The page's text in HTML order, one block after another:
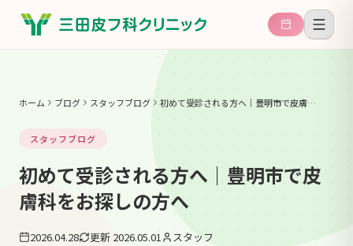
ホーム ブログ スタッフブログ 初めて受診される方へ｜豊明市で皮膚科をお探しの方へ
スタッフブログ
初めて受診される方へ｜豊明市で皮
膚科をお探しの方へ
2026.04.28 更新 2026.05.01 スタッフ